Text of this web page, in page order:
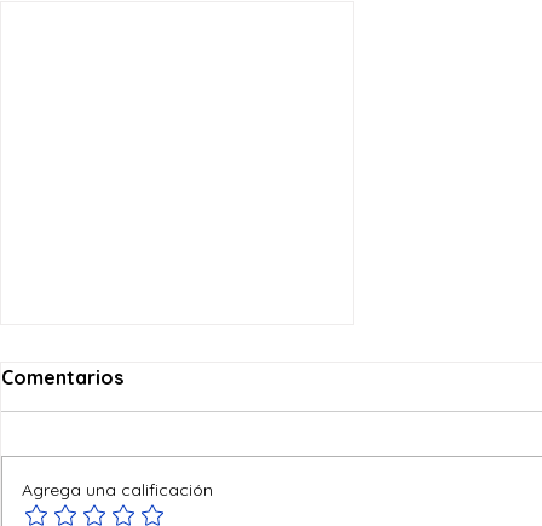
Comentarios
Agrega una calificación